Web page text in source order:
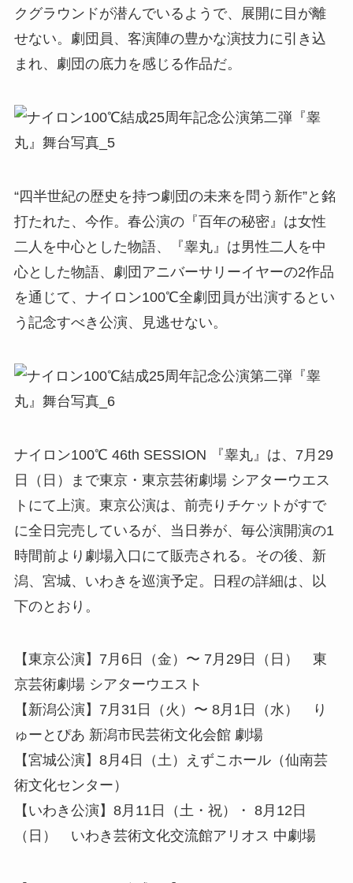
クグラウンドが潜んでいるようで、展開に目が離
せない。劇団員、客演陣の豊かな演技力に引き込
まれ、劇団の底力を感じる作品だ。
“四半世紀の歴史を持つ劇団の未来を問う新作”と銘
打たれた、今作。春公演の『百年の秘密』は女性
二人を中心とした物語、『睾丸』は男性二人を中
心とした物語、劇団アニバーサリーイヤーの2作品
を通じて、ナイロン100℃全劇団員が出演するとい
う記念すべき公演、見逃せない。
ナイロン100℃ 46th SESSION 『睾丸』は、7月29
日（日）まで東京・東京芸術劇場 シアターウエス
トにて上演。東京公演は、前売りチケットがすで
に全日完売しているが、当日券が、毎公演開演の1
時間前より劇場入口にて販売される。その後、新
潟、宮城、いわきを巡演予定。日程の詳細は、以
下のとおり。
【東京公演】7月6日（金）〜 7月29日（日） 東
京芸術劇場 シアターウエスト
【新潟公演】7月31日（火）〜 8月1日（水） り
ゅーとぴあ 新潟市民芸術文化会館 劇場
【宮城公演】8月4日（土）えずこホール（仙南芸
術文化センター）
【いわき公演】8月11日（土・祝）・ 8月12日
（日） いわき芸術文化交流館アリオス 中劇場